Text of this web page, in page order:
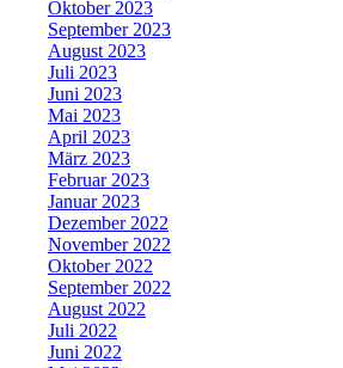
Oktober 2023
September 2023
August 2023
Juli 2023
Juni 2023
Mai 2023
April 2023
März 2023
Februar 2023
Januar 2023
Dezember 2022
November 2022
Oktober 2022
September 2022
August 2022
Juli 2022
Juni 2022